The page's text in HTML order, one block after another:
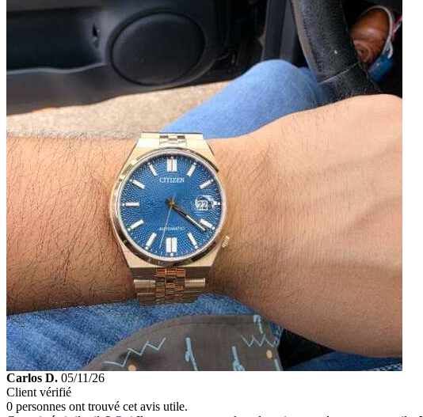
Carlos D. 05/11/26
Client vérifié
0 personnes ont trouvé cet avis utile.